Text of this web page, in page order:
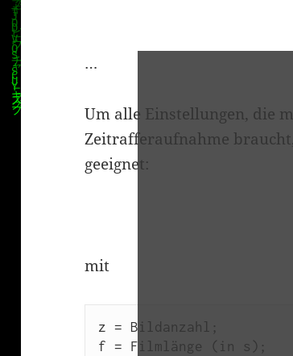
…
Um alle Einstellungen, die
Zeitrafferaufnahme
geeignet:
mit
z = Bildanzahl;
f = Filmlänge (in s);